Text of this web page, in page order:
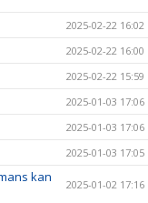
2025-02-22 16:02
2025-02-22 16:00
2025-02-22 15:59
2025-01-03 17:06
2025-01-03 17:06
2025-01-03 17:05
kan
2025-01-02 17:16